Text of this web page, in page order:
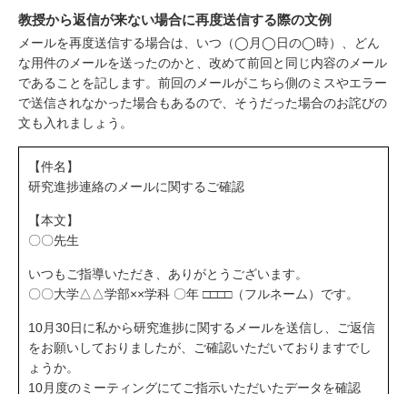
教授から返信が来ない場合に再度送信する際の文例
メールを再度送信する場合は、いつ（◯月◯日の◯時）、どん
な用件のメールを送ったのかと、改めて前回と同じ内容のメール
であることを記します。前回のメールがこちら側のミスやエラー
で送信されなかった場合もあるので、そうだった場合のお詫びの
文も入れましょう。
【件名】
研究進捗連絡のメールに関するご確認
【本文】
〇〇先生
いつもご指導いただき、ありがとうございます。
〇〇大学△△学部××学科 〇年 □□□□（フルネーム）です。
10月30日に私から研究進捗に関するメールを送信し、ご返信
をお願いしておりましたが、ご確認いただいておりますでし
ょうか。
10月度のミーティングにてご指示いただいたデータを確認